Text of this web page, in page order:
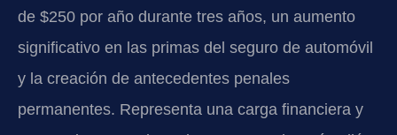
de $250 por año durante tres años, un aumento
significativo en las primas del seguro de automóvil
y la creación de antecedentes penales
permanentes. Representa una carga financiera y